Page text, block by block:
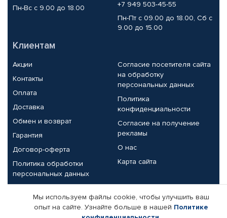
Пн-Вс с 9.00 до 18.00
+7 949 503-45-55
Пн-Пт с 09.00 до 18.00, Сб с
9.00 до 15.00
Клиентам
Акции
Контакты
Оплата
Доставка
Обмен и возврат
Гарантия
Договор-оферта
Политика обработки
персональных данных
Согласие посетителя сайта
на обработку
персональных данных
Политика
конфиденциальности
Согласие на получение
рекламы
О нас
Карта сайта
Партнерам
Корпоративным клиентам Реквизиты компании
Мы используем файлы cookie, чтобы улучшить ваш
опыт на сайте. Узнайте больше в нашей Политике